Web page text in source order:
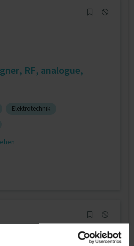
RF, analogue,
Elektrotechnik